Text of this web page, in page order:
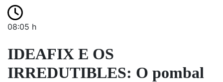
08:05 h
IDEAFIX E OS
IRREDUTIBLES: O pombal